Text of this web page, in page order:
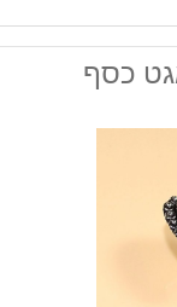
כסף